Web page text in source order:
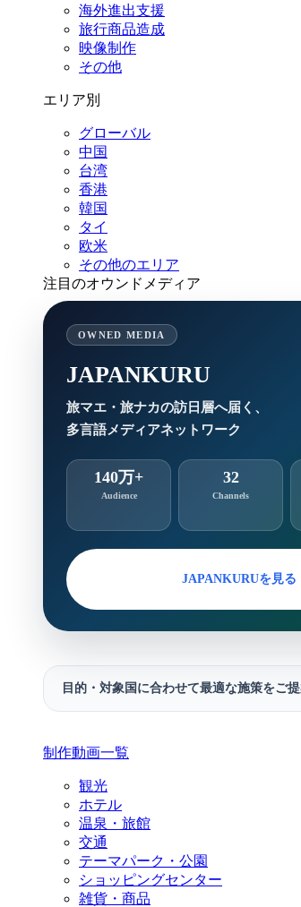
海外進出支援
旅行商品造成
映像制作
その他
エリア別
グローバル
中国
台湾
香港
韓国
タイ
欧米
その他のエリア
注目のオウンドメディア
OWNED MEDIA
JAPANKURU
旅マエ・旅ナカの訪日層へ届く、
多言語メディアネットワーク
140万+
Audience
32
Channels
JAPANKURUを見
目的・対象国に合わせて最適な施策をご提
制作動画一覧
観光
ホテル
温泉・旅館
交通
テーマパーク・公園
ショッピングセンター
雑貨・商品